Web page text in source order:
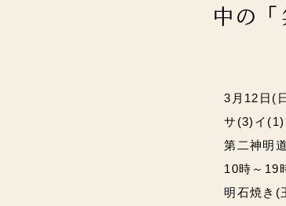
中の
3月12日(
サ(3)イ(1)
第二神明
10時～19
明石焼き(